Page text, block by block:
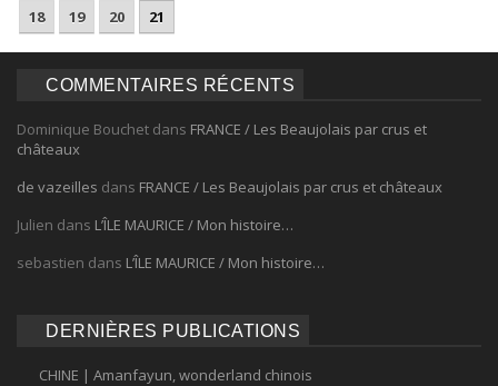
18
19 20 21
COMMENTAIRES RÉCENTS
Dominique Bouchet dans FRANCE / Les Beaujolais par crus et
châteaux
de vazeilles dans FRANCE / Les Beaujolais par crus et châteaux
Julien dans L’ÎLE MAURICE / Mon histoire…
sebastien dans L’ÎLE MAURICE / Mon histoire…
DERNIÈRES PUBLICATIONS
CHINE | Amanfayun, wonderland chinois